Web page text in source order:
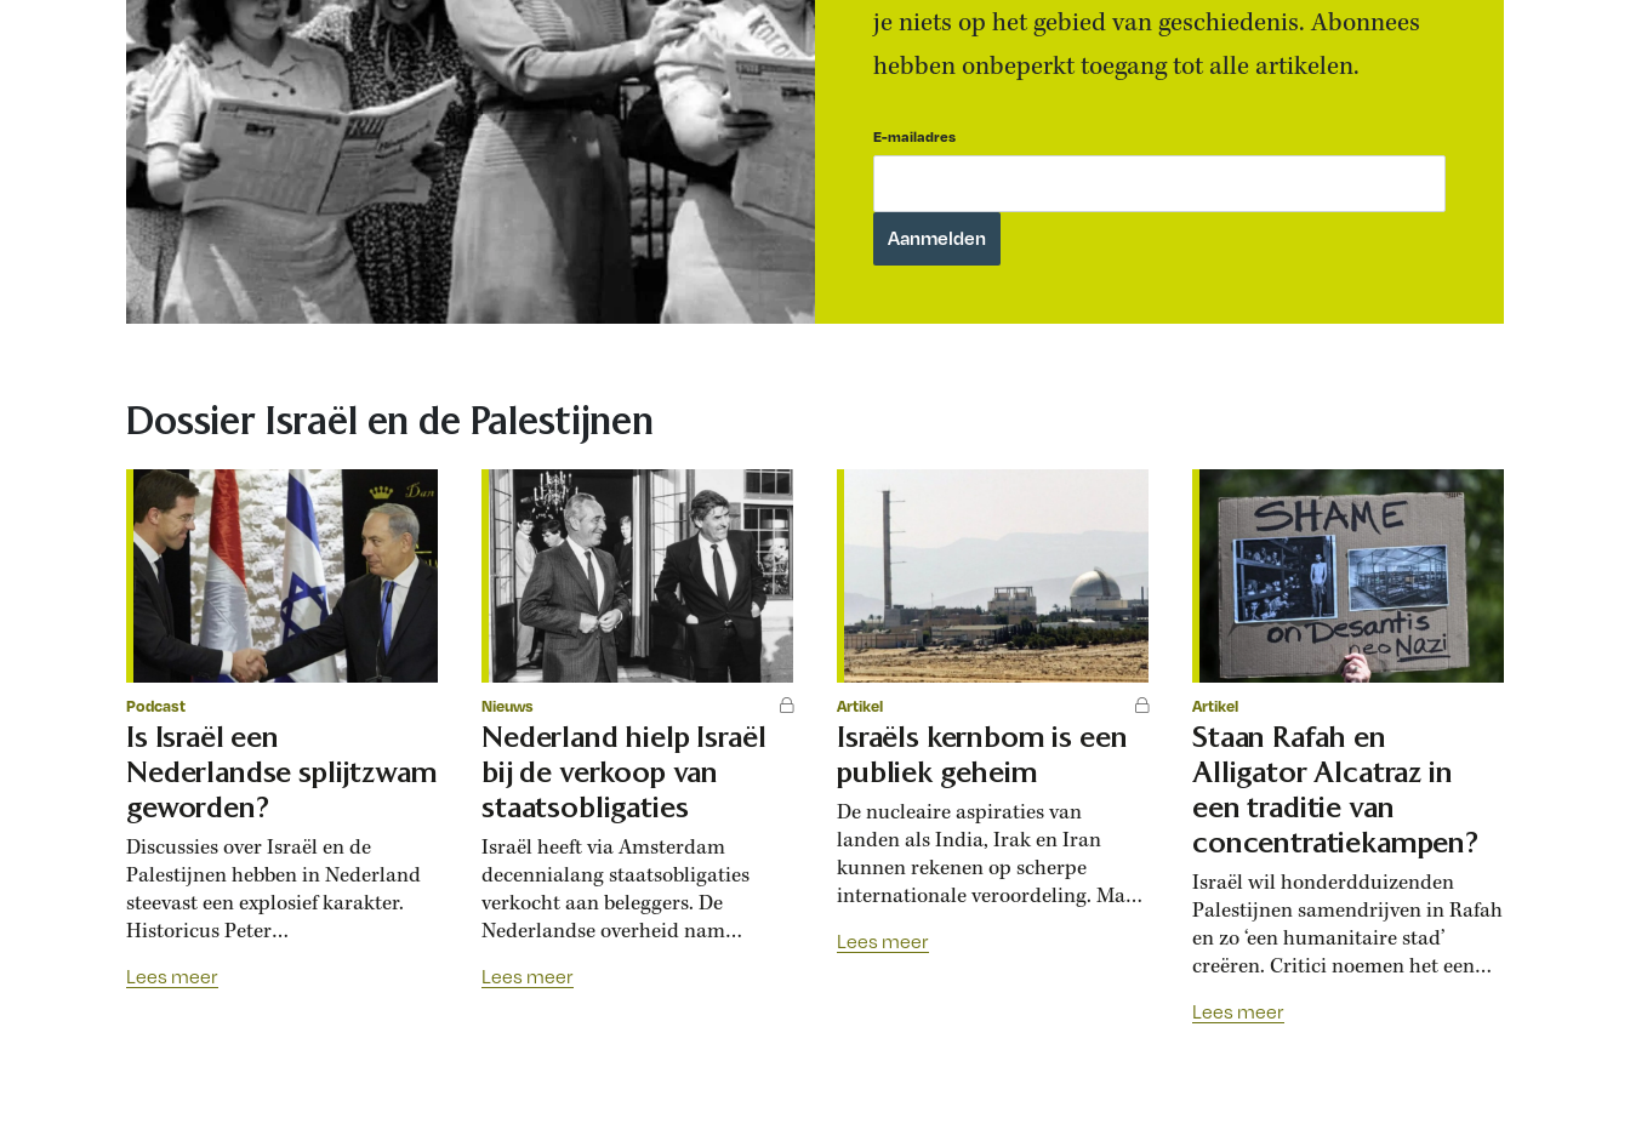
je niets op het gebied van geschiedenis. Abonnees
hebben onbeperkt toegang tot alle artikelen.
E-mailadres
Dossier Israël en de Palestijnen
Podcast
Is Israël een
Nederlandse splijtzwam
geworden?
Discussies over Israël en de
Palestijnen hebben in Nederland
steevast een explosief karakter.
Historicus Peter
ons land met Israël ooit een open
Lees meer
Nieuws
Nederland hielp Israël
bij de verkoop van
staatsobligaties
Israël heeft via Amsterdam
decennialang staatsobligaties
verkocht aan beleggers. De
Nederlandse overheid nam
raken bij de financiering van de
Lees meer
Artikel
Israëls kernbom is een
publiek geheim
De nucleaire aspiraties van
landen als India, Irak en Iran
kunnen rekenen op scherpe
internationale veroordeling. Maar
atoomprogramma door het stil te
Lees meer
Artikel
Staan Rafah en
Alligator Alcatraz in
een traditie van
concentratiekampen?
Israël wil honderdduizenden
Palestijnen samendrijven in Rafah
en zo ‘een humanitaire stad’
creëren. Critici noemen het een
verontwaardiging van Israël. Het
Lees meer